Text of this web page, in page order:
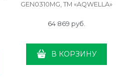
GEN0310MG, ТМ «AQWELLA»
64 869 руб.
В КОРЗИНУ